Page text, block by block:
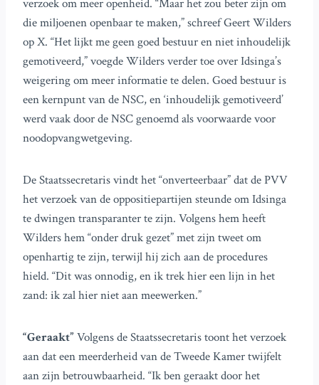
verzoek om meer openheid. “Maar het zou beter zijn om
die miljoenen openbaar te maken,” schreef Geert Wilders
op X. “Het lijkt me geen goed bestuur en niet inhoudelijk
gemotiveerd,” voegde Wilders verder toe over Idsinga’s
weigering om meer informatie te delen. Goed bestuur is
een kernpunt van de NSC, en ‘inhoudelijk gemotiveerd’
werd vaak door de NSC genoemd als voorwaarde voor
noodopvangwetgeving.
De Staatssecretaris vindt het “onverteerbaar” dat de PVV
het verzoek van de oppositiepartijen steunde om Idsinga
te dwingen transparanter te zijn. Volgens hem heeft
Wilders hem “onder druk gezet” met zijn tweet om
openhartig te zijn, terwijl hij zich aan de procedures
hield. “Dit was onnodig, en ik trek hier een lijn in het
zand: ik zal hier niet aan meewerken.”
“Geraakt” Volgens de Staatssecretaris toont het verzoek
aan dat een meerderheid van de Tweede Kamer twijfelt
aan zijn betrouwbaarheid. “Ik ben geraakt door het